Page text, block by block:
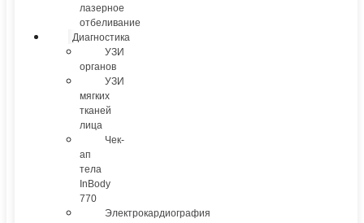
лазерное
отбеливание
Диагностика
УЗИ
органов
УЗИ
мягких
тканей
лица
Чек-
ап
тела
InBody
770
Электрокардиография